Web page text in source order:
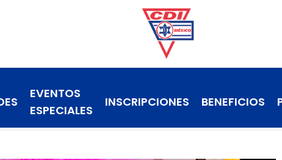
EVENTOS
ESPECIALES
INSCRIPCIONES BENEFICIOS